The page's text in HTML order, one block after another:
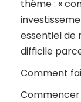
thème : «
essentiel de
difficile
Comment
Commencer